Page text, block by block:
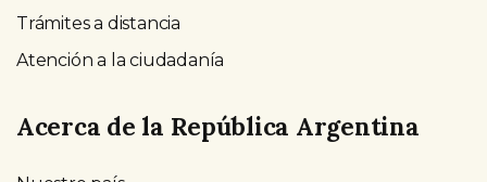
Trámites a distancia
Atención a la ciudadanía
Acerca de la República Argentina